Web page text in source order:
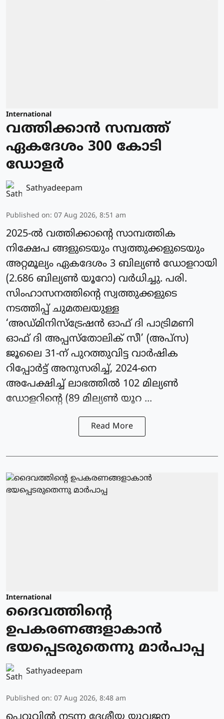
International
വത്തിക്കാന്‍ സമ്പത്ത്
ഏകദേശം 300 കോടി
ഡോളര്‍
Sathyadeepam
Published on: 07 Aug 2026, 8:51 am
2025-ല്‍ വത്തിക്കാന്റെ സാമ്പത്തിക
നിക്ഷേപ ങ്ങളുടെയും സ്വത്തുക്കളുടെയും
അറ്റമൂല്യം ഏകദേശം 3 ബില്യണ്‍ ഡോളറായി
(2.686 ബില്യണ്‍ യൂറോ) വർധിച്ചു. പരി.
സിംഹാസനത്തിന്റെ സ്വത്തുക്കളുടെ
നടത്തിപ്പ് ചുമതലയുള്ള
‘അഡ്മിനിസ്‌ട്രേഷന്‍ ഓഫ് ദി പാട്രിമണി
ഓഫ് ദി അപ്പസ്‌തോലിക് സീ’ (അപ്‌സ)
ജൂലൈ 31-ന് പുറത്തുവിട്ട വാര്‍ഷിക
റിപ്പോര്‍ട്ട് അനുസരിച്ച്, 2024-നെ
അപേക്ഷിച്ച് ലാഭത്തില്‍ 102 മില്യണ്‍
ഡോളറിന്റെ (89 മില്യണ്‍ യൂറ ...
Read More
International
ദൈവത്തിന്റെ
ഉപകരണങ്ങളാകാന്‍
ഭയപ്പെടരുതെന്നു മാര്‍പാപ്പ
Sathyadeepam
Published on: 07 Aug 2026, 8:48 am